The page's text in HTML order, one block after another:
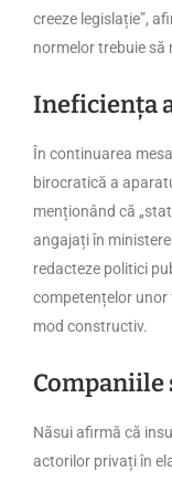
creeze legislație”,
normelor trebuie
Ineficiența
În continuarea
birocratică a
menționând că
angajați în
redacteze politici
competențelor
mod constructiv.
Năsui afirmă că
actorilor privați în